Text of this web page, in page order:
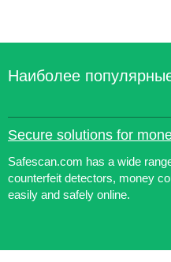
Наиболее
Secure solutions for
Safescan.com has a wide
counterfeit detectors, money
easily and safely online.